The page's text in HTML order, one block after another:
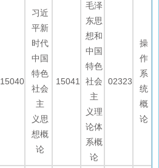
15040
习近
平新
时代
中国
特色
社会
主
义思
想概
论
15041
毛泽
东思
想和
中国
特色
社会
主
义理
论体
系概
论
02323
操
作
系
统
概
论